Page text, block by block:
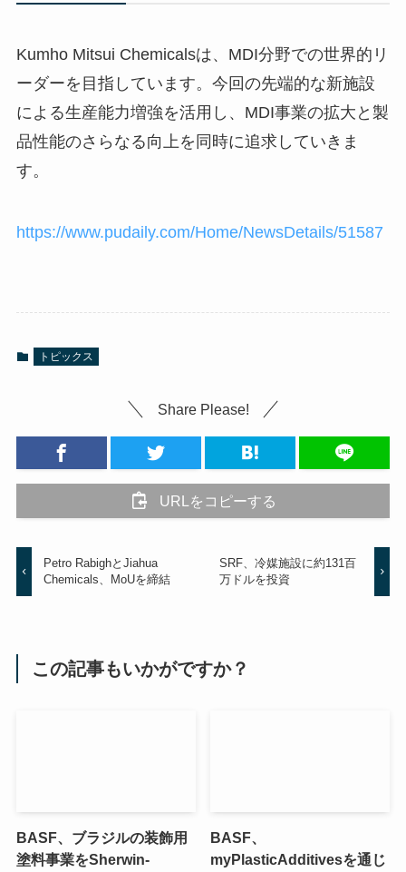
Kumho Mitsui Chemicalsは、MDI分野での世界的リ
ーダーを目指しています。今回の先端的な新施設
による生産能力増強を活用し、MDI事業の拡大と製
品性能のさらなる向上を同時に追求していきま
す。
https://www.pudaily.com/Home/NewsDetails/51587
トピックス
Share Please!
URLをコピーする
Petro RabighとJiahua
Chemicals、MoUを締結
SRF、冷媒施設に約131百
万ドルを投資
この記事もいかがですか？
BASF、ブラジルの装飾用
塗料事業をSherwin-
BASF、
myPlasticAdditivesを通じ